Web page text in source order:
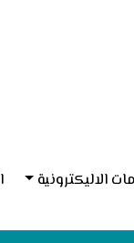
الاليكترونية